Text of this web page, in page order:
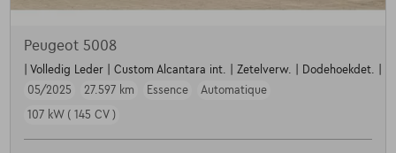
Peugeot 5008
| Volledig Leder | Custom Alcantara int. | Zetelverw. | Dodehoekdet. |
05/2025
27.597 km Essence
Automatique
107 kW ( 145 CV )